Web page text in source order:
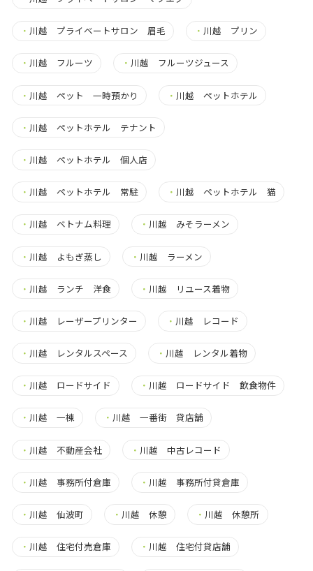
・ 川越 プライベートサロン 眉毛 ・ 川越 プリン
・ 川越 フルーツ ・ 川越 フルーツジュース
・ 川越 ペット 一時預かり ・ 川越 ペットホテル
・ 川越 ペットホテル テナント
・ 川越 ペットホテル 個人店
・ 川越 ペットホテル 常駐 ・ 川越 ペットホテル 猫
・ 川越 ベトナム料理 ・ 川越 みそラーメン
・ 川越 よもぎ蒸し ・ 川越 ラーメン
・ 川越 ランチ 洋食 ・ 川越 リユース着物
・ 川越 レーザープリンター ・ 川越 レコード
・ 川越 レンタルスペース ・ 川越 レンタル着物
・ 川越 ロードサイド ・ 川越 ロードサイド 飲食物件
・ 川越 一棟 ・ 川越 一番街 貸店舗
・ 川越 不動産会社 ・ 川越 中古レコード
・ 川越 事務所付倉庫 ・ 川越 事務所付貸倉庫
・ 川越 仙波町 ・ 川越 休憩 ・ 川越 休憩所
・ 川越 住宅付売倉庫 ・ 川越 住宅付貸店舗